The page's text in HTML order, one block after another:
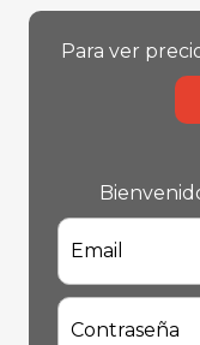
Para ver
Email
Contraseña